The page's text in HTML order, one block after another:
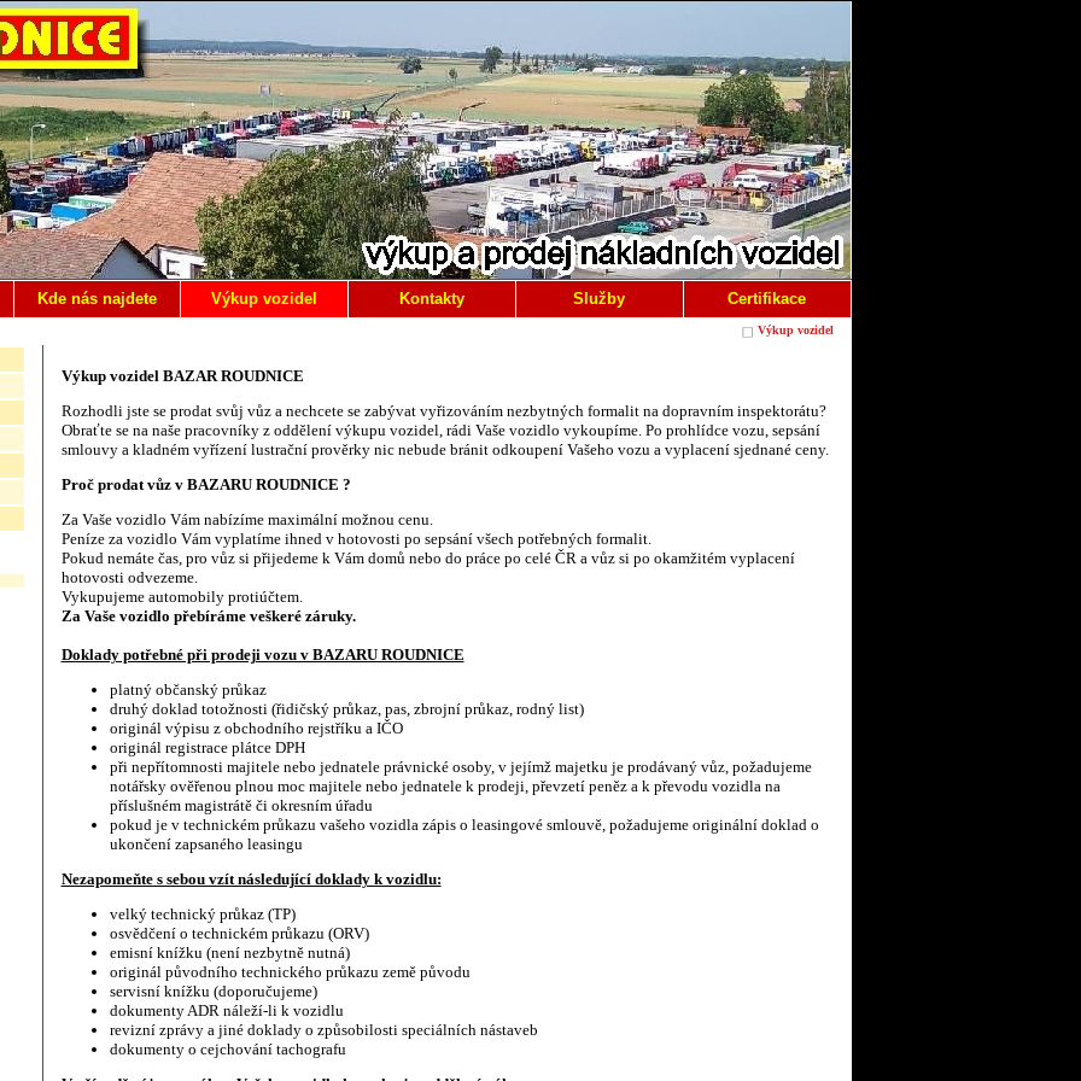
Kde nás najdete Výkup vozidel Kontakty Služby Certifikace
Výkup vozidel
Výkup vozidel BAZAR ROUDNICE
Rozhodli jste se prodat svůj vůz a nechcete se zabývat vyřizováním nezbytných formalit na dopravním inspektorátu?
Obraťte se na naše pracovníky z oddělení výkupu vozidel, rádi Vaše vozidlo vykoupíme. Po prohlídce vozu, sepsání
smlouvy a kladném vyřízení lustrační prověrky nic nebude bránit odkoupení Vašeho vozu a vyplacení sjednané ceny.
Proč prodat vůz v BAZARU ROUDNICE ?
Za Vaše vozidlo Vám nabízíme maximální možnou cenu.
Peníze za vozidlo Vám vyplatíme ihned v hotovosti po sepsání všech potřebných formalit.
Pokud nemáte čas, pro vůz si přijedeme k Vám domů nebo do práce po celé ČR a vůz si po okamžitém vyplacení
hotovosti odvezeme.
Vykupujeme automobily protiúčtem.
Za Vaše vozidlo přebíráme veškeré záruky.
Doklady potřebné při prodeji vozu v BAZARU ROUDNICE
platný občanský průkaz
druhý doklad totožnosti (řidičský průkaz, pas, zbrojní průkaz, rodný list)
originál výpisu z obchodního rejstříku a IČO
originál registrace plátce DPH
při nepřítomnosti majitele nebo jednatele právnické osoby, v jejímž majetku je prodávaný vůz, požadujeme
notářsky ověřenou plnou moc majitele nebo jednatele k prodeji, převzetí peněz a k převodu vozidla na
příslušném magistrátě či okresním úřadu
pokud je v technickém průkazu vašeho vozidla zápis o leasingové smlouvě, požadujeme originální doklad o
ukončení zapsaného leasingu
Nezapomeňte s sebou vzít následující doklady k vozidlu:
velký technický průkaz (TP)
osvědčení o technickém průkazu (ORV)
emisní knížku (není nezbytně nutná)
originál původního technického průkazu země původu
servisní knížku (doporučujeme)
dokumenty ADR náleží-li k vozidlu
revizní zprávy a jiné doklady o způsobilosti speciálních nástaveb
dokumenty o cejchování tachografu